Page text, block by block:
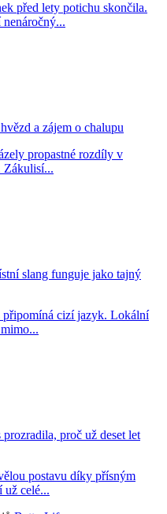
před lety potichu skončila.
a zájem o chalupu
propastné rozdíly v
Zákulisí...
slang funguje jako tajný
připomíná cizí jazyk. Lokální
proč už deset let
postavu díky přísným
už celé...